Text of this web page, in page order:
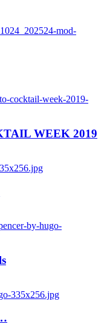
mod-
cocktail-week-2019-
WEEK 2019
by-hugo-
335x256.jpg